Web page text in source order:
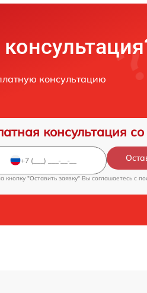
консультацию
консультация
кнопку "Оставить заявку" Вы соглашаетесь c